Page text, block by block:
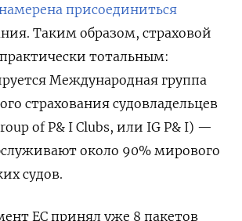
присоединиться
Таким образом, страховой
тотальным:
Международная группа
страхования судовладельцев
of P& I Clubs, или IG P& I) —
около 90% мирового
судов.
ЕС принял уже 8 пакетов